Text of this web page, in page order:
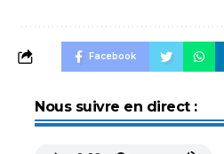
Facebook
Nous suivre en direct :